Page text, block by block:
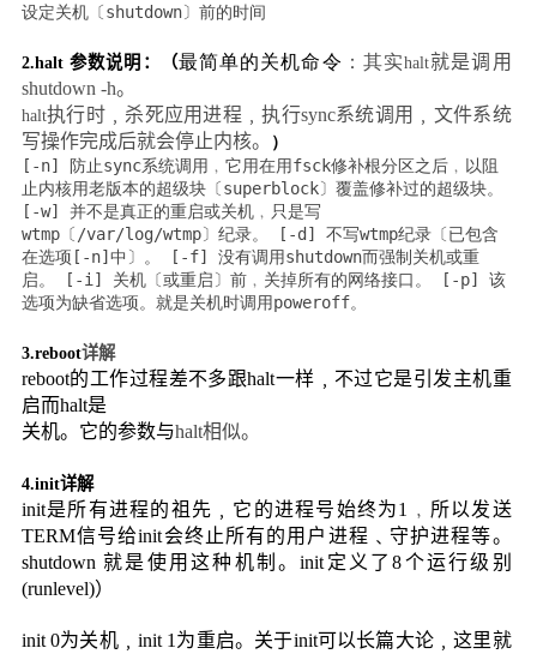
设定关机〔shutdown〕前的时间
2.halt参数说明：（最简单的关机命令 ：其实halt就是调用
shutdown -h。
halt执行时﹐杀死应用进程﹐执行sync系统调用﹐文件系统
写操作完成后就会停止内核。
）
[-n] 防止sync系统调用﹐它用在用fsck修补根分区之后﹐以阻
止内核用老版本的超级块〔superblock〕覆盖修补过的超级块。
[-w] 并不是真正的重启或关机﹐只是写
wtmp〔/var/log/wtmp〕纪录。 [-d] 不写wtmp纪录〔已包含
在选项[-n]中〕。 [-f] 没有调用shutdown而强制关机或重
启。 [-i] 关机〔或重启〕前﹐关掉所有的网络接口。 [-p] 该
选项为缺省选项。就是关机时调用poweroff。
3.reboot详解
reboot的工作过程差不多跟halt一样﹐不过它是引发主机重
启而halt是
关机。它的参数与halt相似。
4.init详解
init是所有进程的祖先﹐它的进程号始终为1﹐ 所以发送
TERM信号给init会终止所有的用户进程﹑守护进程等。
shutdown就是使用这种机制。init 定义了8个运行级别
(runlevel)）
init 0为关机﹐init 1 为重启。关于init可以长篇大论﹐这里就